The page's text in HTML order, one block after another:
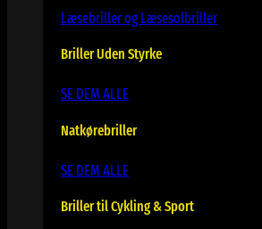
Læsebriller og Læsesolbriller
Briller Uden Styrke
SE DEM ALLE
Natkørebriller
SE DEM ALLE
Briller til Cykling & Sport